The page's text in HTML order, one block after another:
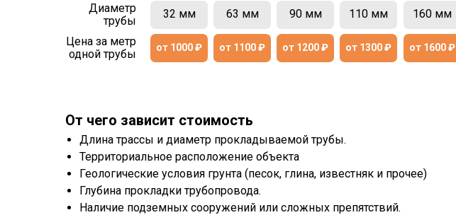
Диаметр
трубы
Цена за метр
одной трубы
32 мм
от 1000 ₽
63 мм
от 1100 ₽
90 мм
от 1200 ₽
110 мм
от 1300 ₽
160 мм
от 1600 ₽
От чего зависит стоимость
Длина трассы и диаметр прокладываемой трубы.
Территориальное расположение объекта
Геологические условия грунта (песок, глина, известняк и прочее)
Глубина прокладки трубопровода.
Наличие подземных сооружений или сложных препятствий.